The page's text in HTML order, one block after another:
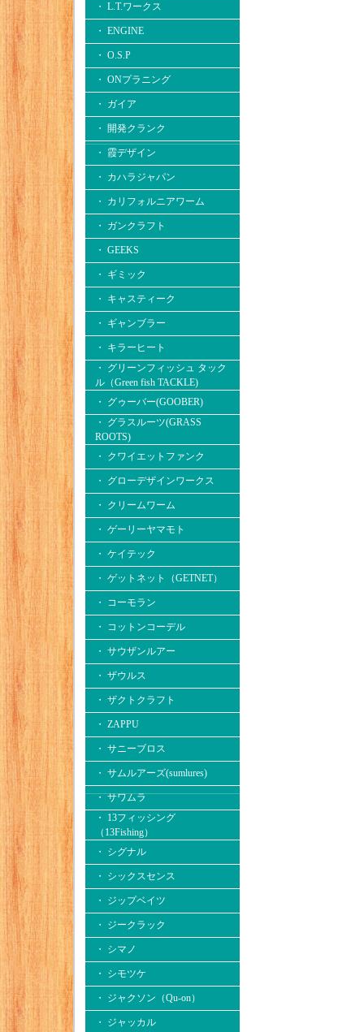
・ L.T.ワークス
・ ENGINE
・ O.S.P
・ ONプラニング
・ ガイア
・ 開発クランク
・ 霞デザイン
・ カハラジャパン
・ カリフォルニアワーム
・ ガンクラフト
・ GEEKS
・ ギミック
・ キャスティーク
・ ギャンブラー
・ キラーヒート
・ グリーンフィッシュ タック
ル（Green fish TACKLE)
・ グゥーバー(GOOBER)
・ グラスルーツ(GRASS
ROOTS)
・ クワイエットファンク
・ グローデザインワークス
・ クリームワーム
・ ゲーリーヤマモト
・ ケイテック
・ ゲットネット（GETNET）
・ コーモラン
・ コットンコーデル
・ サウザンルアー
・ ザウルス
・ ザクトクラフト
・ ZAPPU
・ サニーブロス
・ サムルアーズ(sumlures)
・ サワムラ
・ 13フィッシング
（13Fishing）
・ シグナル
・ シックスセンス
・ ジップベイツ
・ ジークラック
・ シマノ
・ シモツケ
・ ジャクソン（Qu-on）
・ ジャッカル